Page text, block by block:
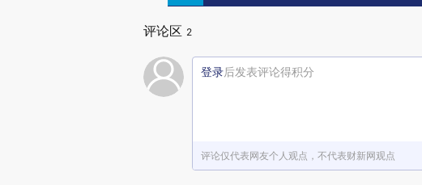
评论区 2
登录后发表评论得积分
评论仅代表网友个人观点，不代表财新网观点